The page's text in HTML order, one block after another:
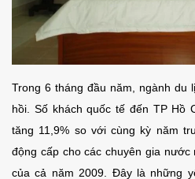
Trong 6 tháng đầu năm, ngành du
hồi. Số khách quốc tế đến TP Hồ
tăng 11,9% so với cùng kỳ năm
động cấp cho các chuyên gia
của cả năm 2009. Đây là những